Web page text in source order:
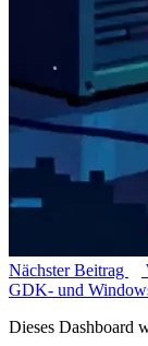
Nächster Beitrag
GDK- und
Dieses Dashboard